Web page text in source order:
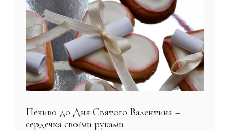
Печиво до Дня Святого Валентина –
сердечка своїми руками